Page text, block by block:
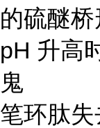
的硫醚
pH 升高
鬼
笔环肽